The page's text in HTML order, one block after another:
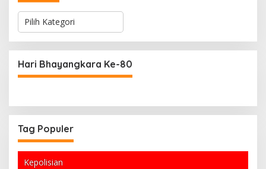
K
e
g
o
r
Hari Bhayangkara Ke-80
Tag Populer
Kepolisian